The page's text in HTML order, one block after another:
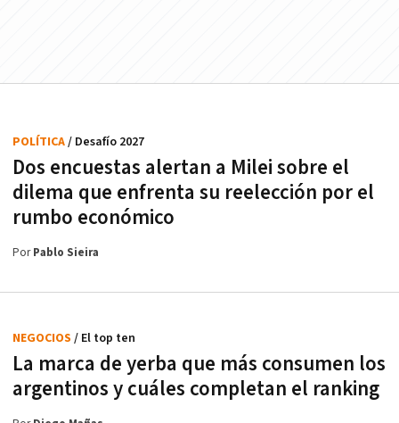
Dos encuestas alertan a Milei sobre el
dilema que enfrenta su reelección por el
rumbo económico
POLÍTICA/ Desafío 2027
PorPablo Sieira
La marca de yerba que más consumen los
argentinos y cuáles completan el ranking
NEGOCIOS / El top ten